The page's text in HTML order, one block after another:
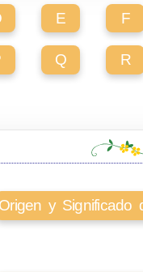
E F
Q R
Origen y Significado